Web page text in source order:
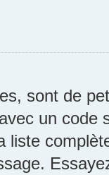
sont de
un code
liste